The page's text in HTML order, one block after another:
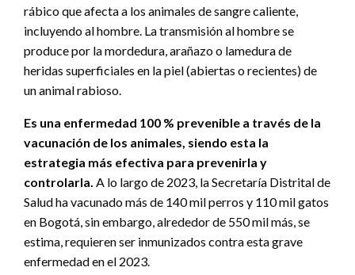
rábico que afecta a los animales de sangre caliente,
incluyendo al hombre. La transmisión al hombre se
produce por la mordedura, arañazo o lamedura de
heridas superficiales en la piel (abiertas o recientes) de
un animal rabioso.
Es una enfermedad 100 % prevenible a través de la
vacunación de los animales, siendo esta la
estrategia más efectiva para prevenirla y
controlarla. A lo largo de 2023, la Secretaría Distrital de
Salud ha vacunado más de 140 mil perros y 110 mil gatos
en Bogotá, sin embargo, alrededor de 550 mil más, se
estima, requieren ser inmunizados contra esta grave
enfermedad en el 2023.